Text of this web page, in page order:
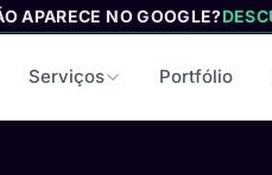
APARECE NO GOOGLE?
Serviços Portfólio